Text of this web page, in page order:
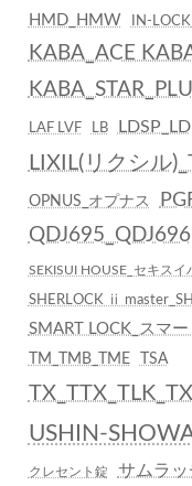
HMD_HMW IN-
KABA_ACE
LAF LVF LB LDSP_LD
LIXIL(リクシル
OPNUS_オプナス
QDJ695_QDJ696
SEKISUI HOUSE_セキスイ
SHERLOCK ⅱ
SMART LOCK_スマ
TM_TMB_TME
TSA
USHIN-
クレセント錠 サムラッ